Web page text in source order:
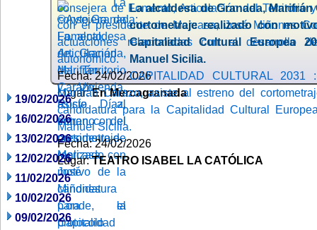
consejera de Fomento, Articulación del Territorio
con el presidente de Mercasa, José Miñones
actuaciones relacionadas con el desarrollo
autonómico.
Fecha: 24/02/2026
Lugar:En Mercagranada
La alcaldesa de Granada,
cortometraje realizado con
Capitalidad Cultural Europea
Manuel Sicilia.
CAPITALIDAD CULTURAL
Marifrán Carazo, asiste al estreno del
candidatura para la Capitalidad Cultural
Manuel Sicilia.
Fecha: 24/02/2026
Lugar:TEATRO ISABEL LA CATÓLICA
19/02/2026
16/02/2026
13/02/2026
12/02/2026
11/02/2026
10/02/2026
09/02/2026